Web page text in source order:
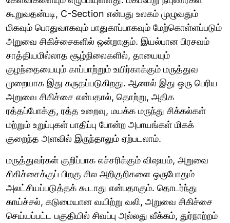
கூறுவதன்படி, C-Section என்பது உலகம் முழுவதும்
மிகவும் பொதுவாகவும் பாதுகாப்பாகவும் மேற்கொள்ளப்படும்
அறுவை சிகிச்சைகளில் ஒன்றாகும். இயல்பான பிரசவம்
சாத்தியமில்லாத சூழ்நிலைகளில், தாயையும்
குழந்தையையும் காப்பாற்றும் உயிர்காக்கும் மருத்துவ
முறையாக இது கருதப்படுகிறது. ஆனால் இது ஒரு பெரிய
அறுவை சிகிச்சை என்பதால், தொற்று, அதிக
ரத்தப்போக்கு, ரத்த உறைவு, மயக்க மருந்து சிக்கல்கள்
மற்றும் உறுப்புகள் பாதிப்பு போன்ற அபாயங்கள் மிகக்
குறைந்த அளவில் இருந்தாலும் ஏற்படலாம்.
மருத்துவர்கள் குறிப்பாக எச்சரிக்கும் விஷயம், அறுவை
சிகிச்சைக்குப் பிறகு சில அறிகுறிகளை ஒருபோதும்
அலட்சியப்படுத்தக் கூடாது என்பதாகும். தொடர்ந்து
காய்ச்சல், கடுமையான வயிற்று வலி, அறுவை சிகிச்சை
செய்யப்பட்ட பகுதியில் சிவப்பு அல்லது வீக்கம், துர்நாற்றம்